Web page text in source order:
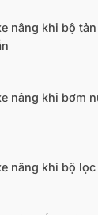
nâng khi bộ
nâng khi bơm
nâng khi bộ